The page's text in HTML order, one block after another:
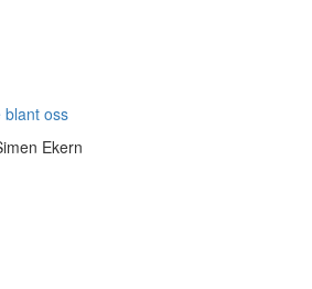
blant oss
Ekern